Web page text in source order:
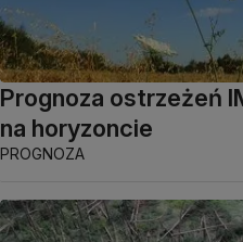
Prognoza ostrzeżeń
na horyzoncie
PROGNOZA